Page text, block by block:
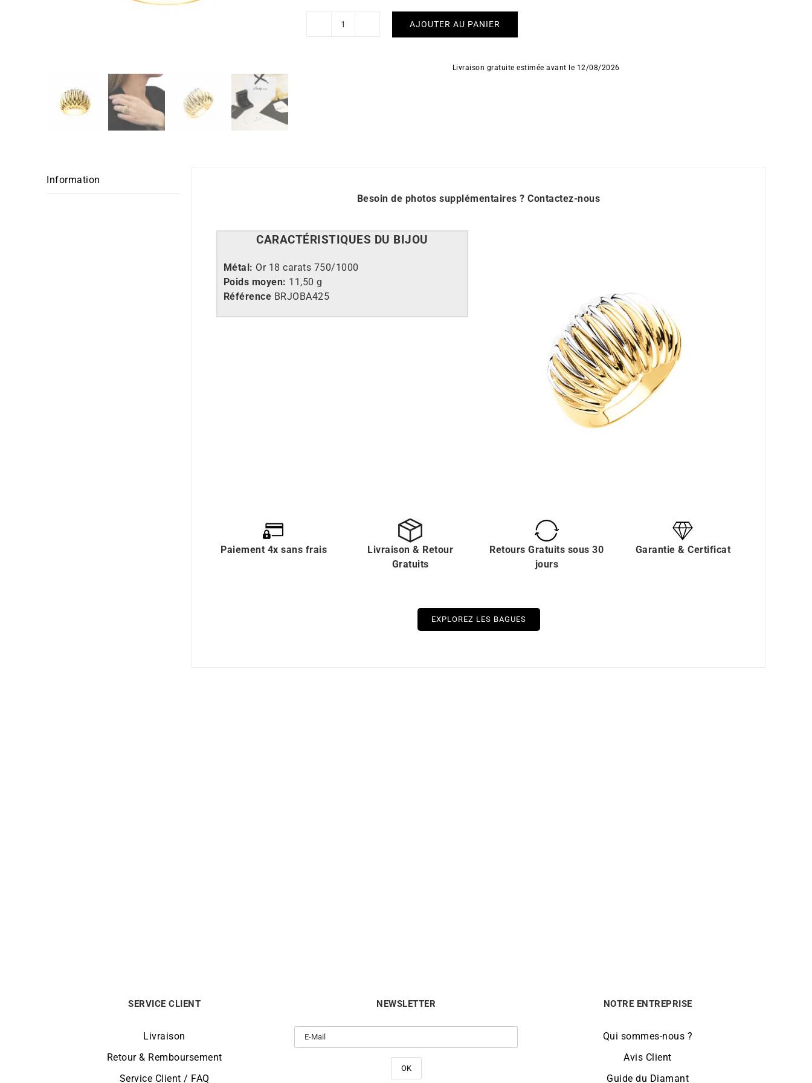
quantité
AJOUTER AU PANIER
Livraison gratuite estimée avant le 12/08/2026
Information
Besoin de photos supplémentaires ?Contactez-nous
CARACTÉ RISTIQUES DU BIJOU
Métal: Or 18 carats 750/1000
Poids moyen: 11,50 g
Référence BRJOBA425
Paiement 4x sans frais
Livraison & Retour
Gratuits
Retours Gratuits sous 30
jours
Garantie & Certificat
EXPLOREZ LES BAGUES
SERVICE CLIENT
Livraison
Retour & Remboursement
Service Client / FAQ
NEWSLETTER NOTRE ENTREPRISE
Qui sommes-nous ?
Avis Client
Guide du Diamant